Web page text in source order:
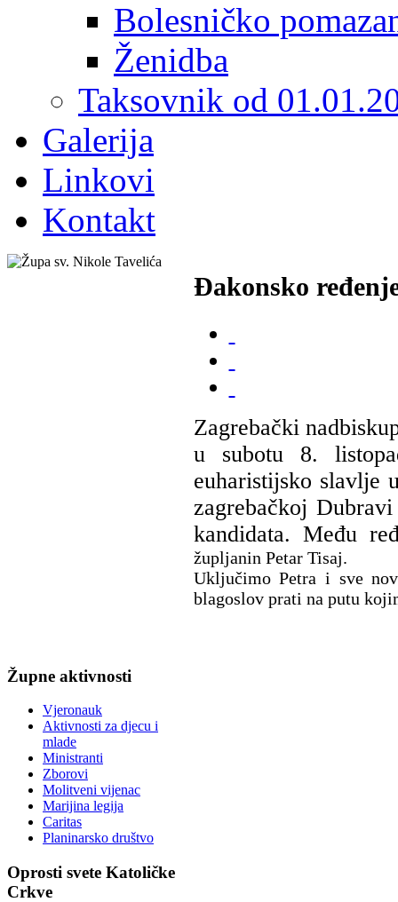
Bolesničko
Ženidba
Taksovnik od
Galerija
Linkovi
Kontakt
Đakonsko
Zagrebački
u subotu 8.
euharistijsko slavlje
zagrebačkoj
kandidata. Među
župljanin Petar Tisaj.
Uključimo Petra i sve
blagoslov prati na putu
Župne aktivnosti
Vjeronauk
Aktivnosti za djecu i
mlade
Ministranti
Zborovi
Molitveni vijenac
Marijina legija
Caritas
Planinarsko društvo
Oprosti svete Katoličke
Crkve